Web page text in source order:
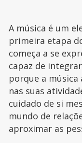
A música é um
primeira etapa
começa a se
capaz de
porque a música
nas suas
cuidado de si
mundo de
aproximar as